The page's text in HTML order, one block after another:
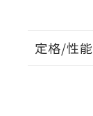
定格/性能